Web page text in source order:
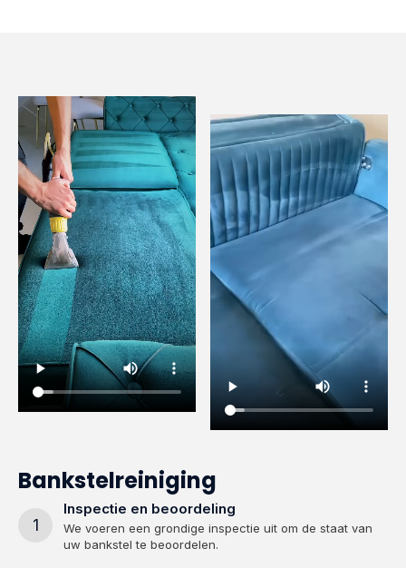
Bankstelreiniging
1
Inspectie en beoordeling
We voeren een grondige inspectie uit om de staat van
uw bankstel te beoordelen.